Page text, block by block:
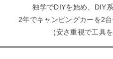
独学でDIYを始め、DIY
2年でキャンピングカーを2
(安さ重視で工具